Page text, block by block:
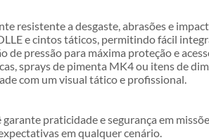
resistente a desgaste, abrasões e
e cintos táticos, permitindo fácil
de pressão para máxima proteção e
sprays de pimenta MK4 ou itens de
com um visual tático e profissional.
garante praticidade e segurança em
em qualquer cenário.